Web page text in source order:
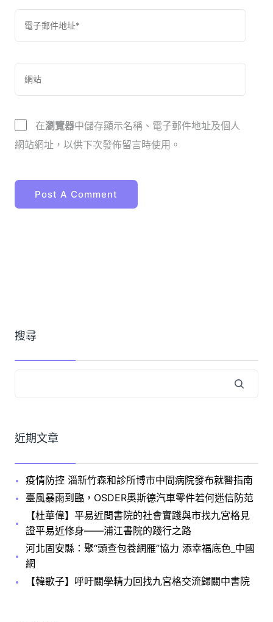
在瀏覽器中儲存顯示名稱、電子郵件地址及個人
網站網址，以供下次發佈留言時使用。
搜尋
近期文章
疫情防控 淄新竹森和診所博市中間病院發布就醫指南
臺風暴雨到臨，OSDER奧斯德汽車零件若何迷信防范
【杜華偉】平易近間書院的社會實踐與市找九宮格見
證平易近修身——浦江書院的踐行之路
河北固安縣：聚“頭查包養網雁”協力 添幸福底色_中國
網
【韓歌子】呼吁關學精力回找九宮格交流歸關中書院